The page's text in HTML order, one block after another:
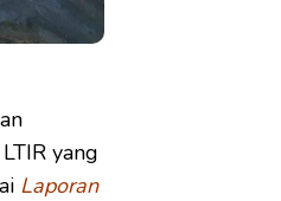
yang
Laporan